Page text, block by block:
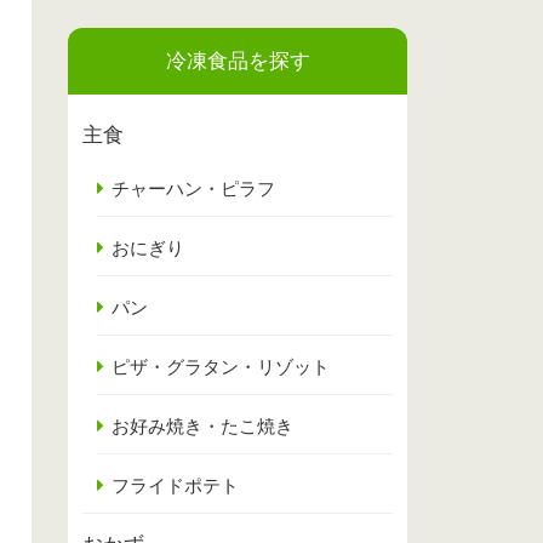
冷凍食品を探す
主食
チャーハン・ピラフ
おにぎり
パン
ピザ・グラタン・リゾット
お好み焼き・たこ焼き
フライドポテト